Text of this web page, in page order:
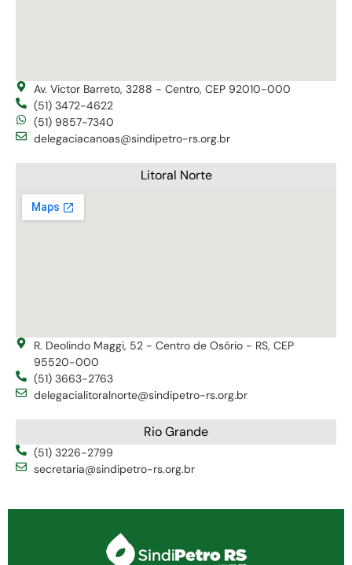
Av. Victor Barreto, 3288 - Centro, CEP 92010-000
(51) 3472-4622
(51) 9857-7340
delegaciacanoas@sindipetro-rs.org.br
Litoral Norte
R. Deolindo Maggi, 52 - Centro de Osório - RS, CEP
95520-000
(51) 3663-2763
delegacialitoralnorte@sindipetro-rs.org.br
Rio Grande
(51) 3226-2799
secretaria@sindipetro-rs.org.br